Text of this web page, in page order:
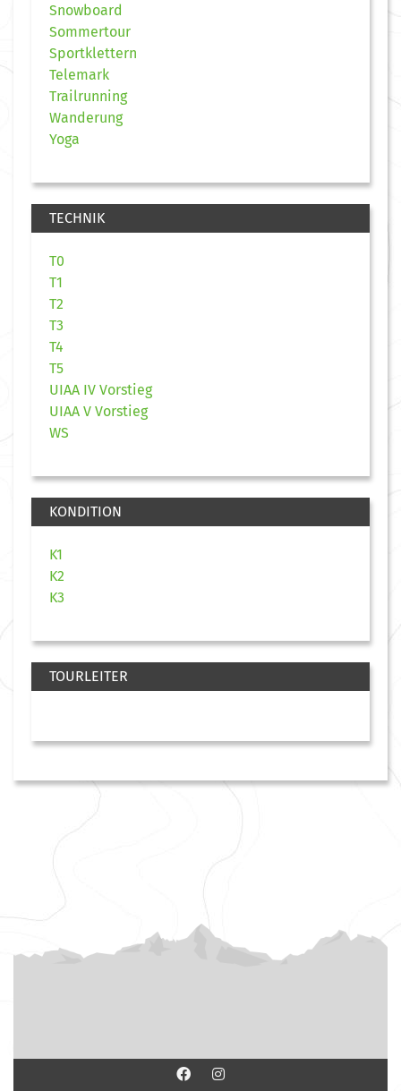
Snowboard
Sommertour
Sportklettern
Telemark
Trailrunning
Wanderung
Yoga
TECHNIK
T0
T1
T2
T3
T4
T5
UIAA IV Vorstieg
UIAA V Vorstieg
WS
KONDITION
K1
K2
K3
TOURLEITER